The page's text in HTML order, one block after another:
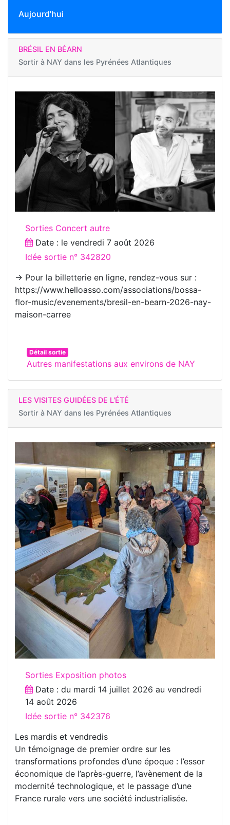
Aujourd'hui
BRÉSIL EN BÉARN
Sortir à NAY dans les Pyrénées Atlantiques
Sorties Concert autre
Date : le vendredi 7 août 2026
Idée sortie n° 342820
→ Pour la billetterie en ligne, rendez-vous sur :
https://www.helloasso.com/associations/bossa-
flor-music/evenements/bresil-en-bearn-2026-nay-
maison-carree
Détail sortie
Autres manifestations aux environs de NAY
LES VISITES GUIDÉES DE L'ÉTÉ
Sortir à NAY dans les Pyrénées Atlantiques
Sorties Exposition photos
Date : du mardi 14 juillet 2026 au vendredi
14 août 2026
Idée sortie n° 342376
Les mardis et vendredis
Un témoignage de premier ordre sur les
transformations profondes d’une époque : l’essor
économique de l’après-guerre, l’avènement de la
modernité technologique, et le passage d’une
France rurale vers une société industrialisée.